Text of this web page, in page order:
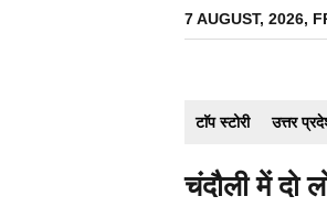
7 AUGUST, 2026,
टाॅप स्टोरी उत्तर
चंदौली में दो